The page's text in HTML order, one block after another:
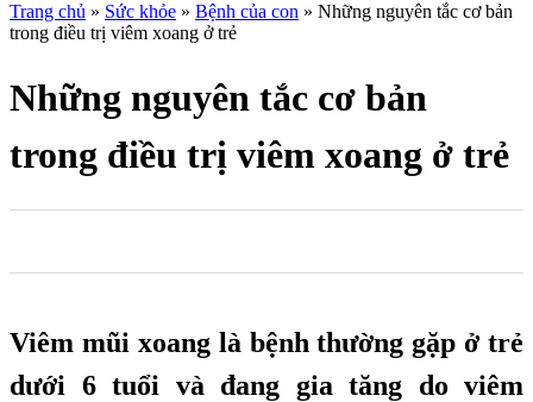
Trang chủ » Sức khỏe » Bệnh của con » Những nguyên tắc cơ bản
trong điều trị viêm xoang ở trẻ
Những nguyên tắc cơ bản
trong điều trị viêm xoang ở trẻ
Viêm mũi xoang là bệnh thường gặp ở trẻ
dưới 6 tuổi và đang gia tăng do viêm